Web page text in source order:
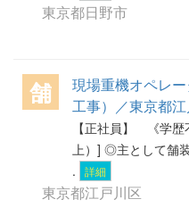
東京都日野市
舗
現場重機オペレ
工事）／東京都
【正社員】 《学
上）] ◎主として舗
.
詳細
東京都江戸川区